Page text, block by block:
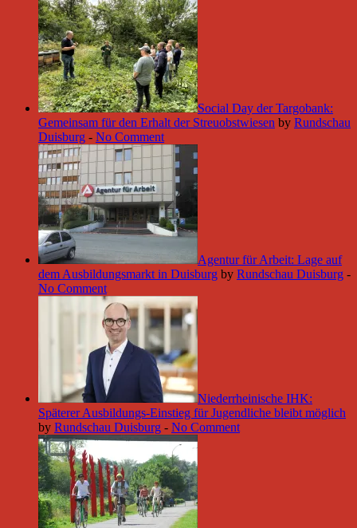
Social Day der Targobank:
Gemeinsam für den Erhalt der Streuobstwiesen by Rundschau
Duisburg - No Comment
Agentur für Arbeit: Lage auf
dem Ausbildungsmarkt in Duisburg by Rundschau Duisburg -
No Comment
Niederrheinische IHK:
Späterer Ausbildungs-Einstieg für Jugendliche bleibt möglich
by Rundschau Duisburg - No Comment